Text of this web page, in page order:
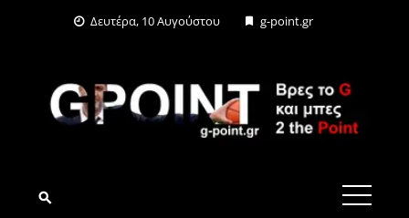
Δευτέρα, 10 Αυγούστου g-point.gr
G-POINT.GR